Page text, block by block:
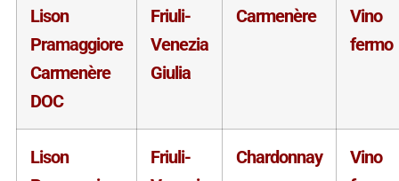
Lison
Pramaggiore
Carmenère
DOC
Friuli-
Venezia
Giulia
Carmenère
Vino
fermo
Lison
Friuli-
Chardonnay
Vino